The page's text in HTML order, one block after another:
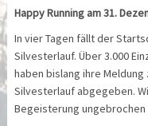
Happy Running am 31.
In vier Tagen fällt der
Silvesterlauf. Über 3.000
haben bislang ihre
Silvesterlauf abgegeben.
Begeisterung ungebrochen